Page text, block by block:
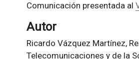
Comunicación presentada al
Autor
Ricardo Vázquez Martínez,
Telecomunicaciones y de la